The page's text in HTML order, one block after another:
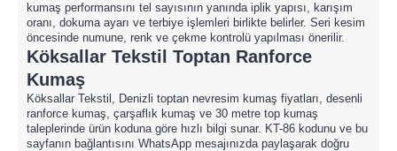
kumaş performansını tel sayısının yanında iplik yapısı, karışım
oranı, dokuma ayarı ve terbiye işlemleri birlikte belirler. Seri kesim
öncesinde numune, renk ve çekme kontrolü yapılması önerilir.
Köksallar Tekstil Toptan Ranforce
Kumaş
Köksallar Tekstil, Denizli toptan nevresim kumaş fiyatları, desenli
ranforce kumaş, çarşaflık kumaş ve 30 metre top kumaş
taleplerinde ürün koduna göre hızlı bilgi sunar. KT-86 kodunu ve bu
sayfanın bağlantısını WhatsApp mesajınızda paylaşarak doğru